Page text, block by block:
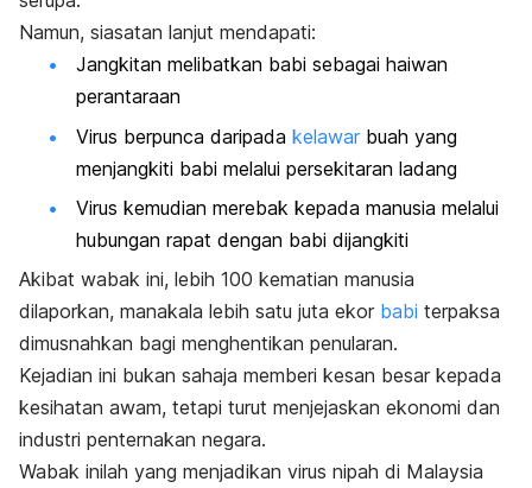
Namun, siasatan lanjut mendapati:
Jangkitan melibatkan babi sebagai haiwan
perantaraan
Virus berpunca daripada kelawar buah yang
menjangkiti babi melalui persekitaran ladang
Virus kemudian merebak kepada manusia melalui
hubungan rapat dengan babi dijangkiti
Akibat wabak ini, lebih 100 kematian manusia
dilaporkan, manakala lebih satu juta ekor babi terpaksa
dimusnahkan bagi menghentikan penularan.
Kejadian ini bukan sahaja memberi kesan besar kepada
kesihatan awam, tetapi turut menjejaskan ekonomi dan
industri penternakan negara.
Wabak inilah yang menjadikan virus nipah di Malaysia